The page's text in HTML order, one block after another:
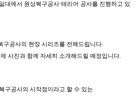
대에서 원상복구공사·테리어 공사를 진행하고 있
구공사의 현장 시리즈를 전해드립니다.
사진과 함께 자세히 소개해드릴 예정입니다.
구공사의 시작점이라고 할 수 있는